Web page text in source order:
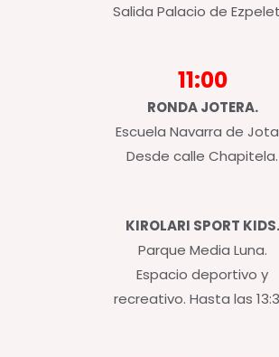
Salida Palacio de
11:00
RONDA JOTERA.
Escuela Navarra de
Desde calle Chapitela.
KIROLARI SPORT KIDS.
Parque Media Luna.
Espacio deportivo y
recreativo. Hasta las